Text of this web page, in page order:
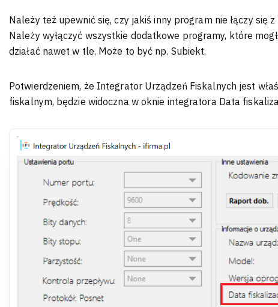
Należy też upewnić się, czy jakiś inny program nie łączy się
Należy wyłączyć wszystkie dodatkowe programy, które
działać nawet w tle. Może to być np. Subiekt.
Potwierdzeniem, że Integrator Urządzeń Fiskalnych jest
fiskalnym, będzie widoczna w oknie integratora Data